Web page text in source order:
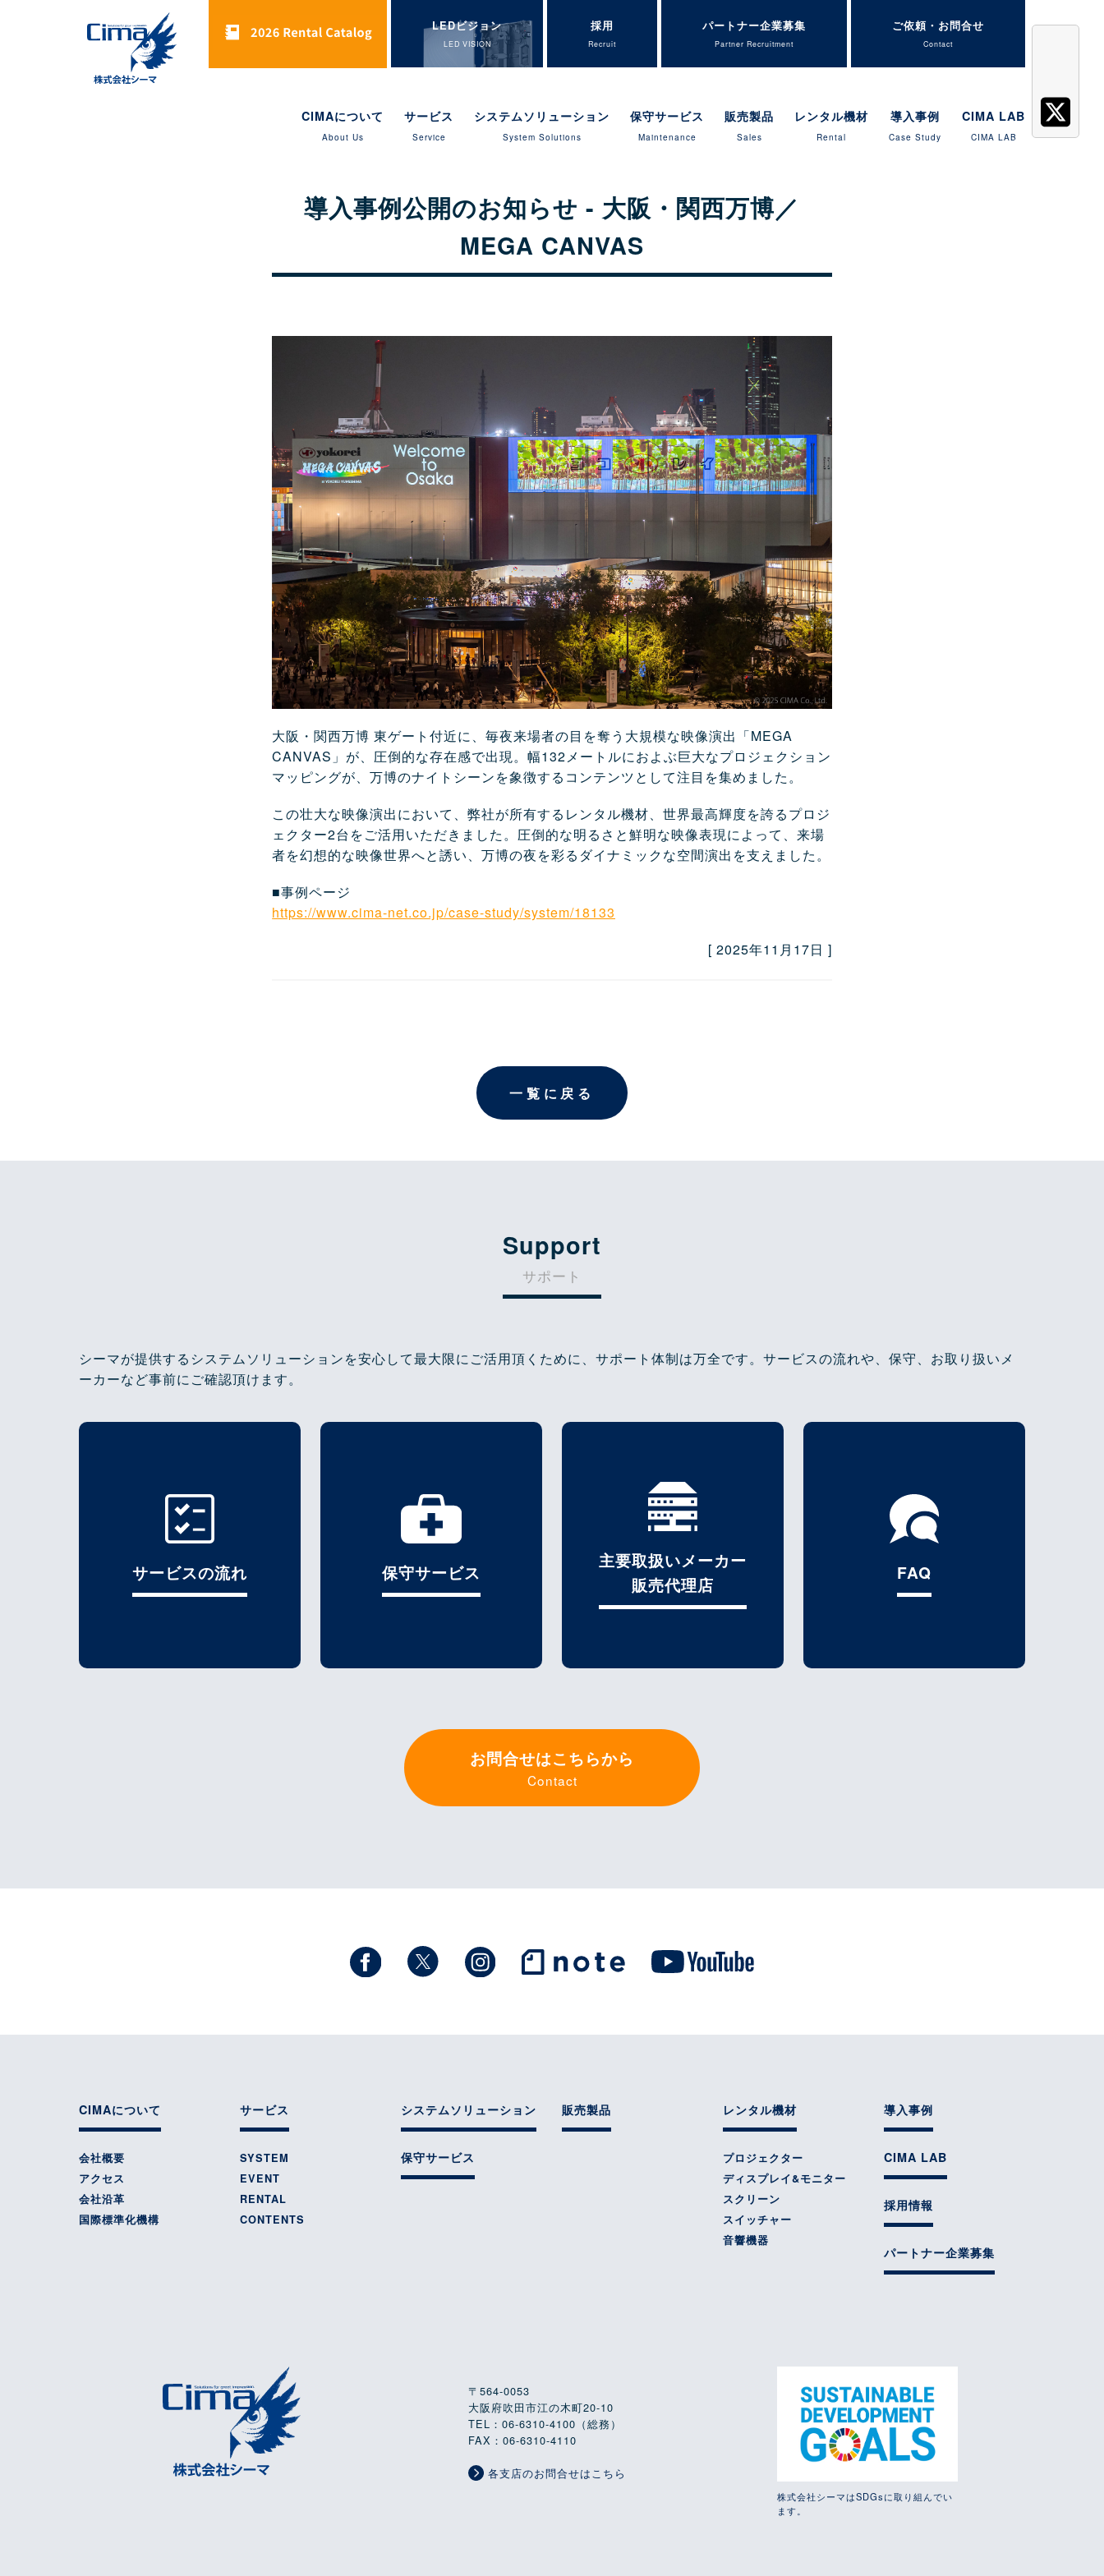
LEDビジョン
LED VISION
採用
Recruit
パートナー企業募集
Partner Recruitment
ご依頼・お問合せ
Contact
CIMAについて
About Us
サービス
Service
システムソリューション
System Solutions
保守サービス
Maintenance
販売製品
Sales
レンタル機材
Rental
導入事例
Case Study
CIMA LAB
CIMA LAB
導入事例公開のお知らせ - 大阪・関西万博／
MEGA CANVAS
大阪・関西万博 東ゲート付近に、毎夜来場者の目を奪う大規模な映像演出「MEGA
CANVAS」が、圧倒的な存在感で出現。幅132メートルにおよぶ巨大なプロジェクション
マッピングが、万博のナイトシーンを象徴するコンテンツとして注目を集めました。
この壮大な映像演出において、弊社が所有するレンタル機材、世界最高輝度を誇るプロジ
ェクター2台をご活用いただきました。圧倒的な明るさと鮮明な映像表現によって、来場
者を幻想的な映像世界へと誘い、万博の夜を彩るダイナミックな空間演出を支えました。
■事例ページ
https://www.cima-net.co.jp/case-study/system/18133
[ 2025年11月17日 ]
一覧に戻る
Support
サポート
シーマが提供するシステムソリューションを安心して最大限にご活用頂くために、サポート体制は万全です。サービスの流れや、保守、お取り扱いメ
ーカーなど事前にご確認頂けます。
サービスの流れ 保守サービス
主要取扱いメーカー
販売代理店
FAQ
お問合せはこちらから
Contact
CIMAについて
会社概要
アクセス
会社沿革
国際標準化機構
サービス
SYSTEM
EVENT
RENTAL
CONTENTS
システムソリューション
保守サービス
販売製品 レンタル機材
プロジェクター
ディスプレイ&モニター
スクリーン
スイッチャー
音響機器
導入事例
CIMA LAB
採用情報
パートナー企業募集
〒564-0053
大阪府吹田市江の木町20-10
TEL：06-6310-4100（総務）
FAX：06-6310-4110
各支店のお問合せはこちら
株式会社シーマはSDGsに取り組んでい
ます。